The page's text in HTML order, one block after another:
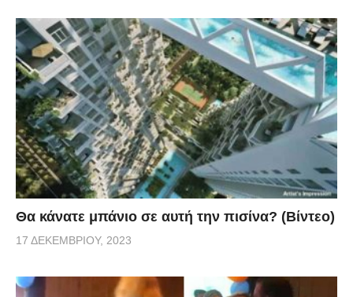
Θα κάνατε μπάνιο σε αυτή την πισίνα? (Βίντεο)
17 ΔΕΚΕΜΒΡΊΟΥ, 2023